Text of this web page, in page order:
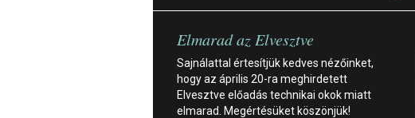
Elmarad az Elvesztve
Sajnálattal értesítjük kedves nézőinket,
hogy az április 20-ra meghirdetett
Elvesztve előadás technikai okok miatt
elmarad. Megértésüket köszönjük!